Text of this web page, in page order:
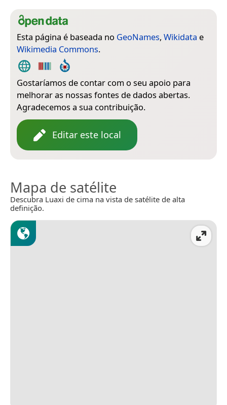
Esta página é baseada no GeoNames, Wikidata e
Wikimedia Commons.
Gostaríamos de contar com o seu apoio para
melhorar as nossas fontes de dados abertas.
Agradecemos a sua contribuição.
Editar este local
Mapa de satélite
Descubra Luaxi de cima na vista de satélite de alta
definição.